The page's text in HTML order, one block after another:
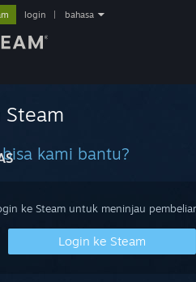
login bahasa
Steam
kami bantu?
ke Steam untuk meninjau
Login ke Steam